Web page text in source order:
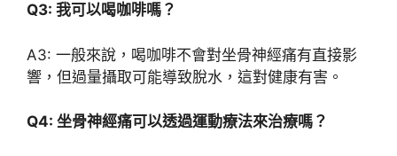
Q3: 我可以喝咖啡嗎？
A3: 一般來說，喝咖啡不會對坐骨神經痛有直接影
響，但過量攝取可能導致脫水，這對健康有害。
Q4: 坐骨神經痛可以透過運動療法來治療嗎？